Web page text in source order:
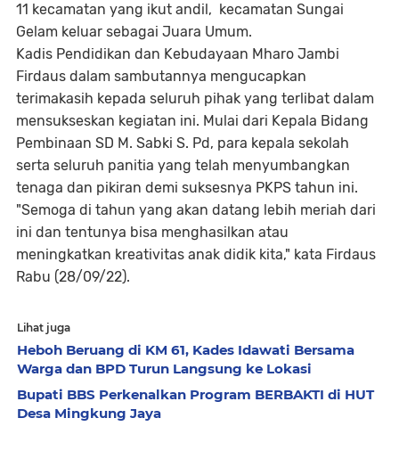
11 kecamatan yang ikut andil, kecamatan Sungai
Gelam keluar sebagai Juara Umum.
Kadis Pendidikan dan Kebudayaan Mharo Jambi
Firdaus dalam sambutannya mengucapkan
terimakasih kepada seluruh pihak yang terlibat dalam
mensukseskan kegiatan ini. Mulai dari Kepala Bidang
Pembinaan SD M. Sabki S. Pd, para kepala sekolah
serta seluruh panitia yang telah menyumbangkan
tenaga dan pikiran demi suksesnya PKPS tahun ini.
"Semoga di tahun yang akan datang lebih meriah dari
ini dan tentunya bisa menghasilkan atau
meningkatkan kreativitas anak didik kita," kata Firdaus
Rabu (28/09/22).
Lihat juga
Heboh Beruang di KM 61, Kades Idawati Bersama
Warga dan BPD Turun Langsung ke Lokasi
Bupati BBS Perkenalkan Program BERBAKTI di HUT
Desa Mingkung Jaya